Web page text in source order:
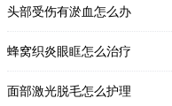
头部受伤有淤血怎么办
蜂窝织炎眼眶怎么治疗
面部激光脱毛怎么护理